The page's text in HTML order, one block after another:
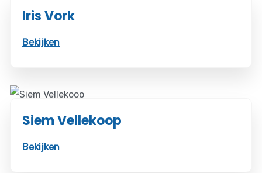
Iris Vork
Bekijken
Siem Vellekoop
Bekijken